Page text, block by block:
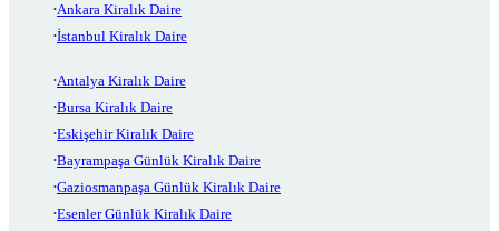
Ankara Kiralık Daire
İstanbul Kiralık Daire
Antalya Kiralık Daire
Bursa Kiralık Daire
Eskişehir Kiralık Daire
Bayrampaşa Günlük Kiralık Daire
Gaziosmanpaşa Günlük Kiralık Daire
Esenler Günlük Kiralık Daire